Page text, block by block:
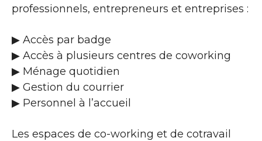
professionnels, entrepreneurs et entreprises :
▶​ Accès par badge
▶​ Accès à plusieurs centres de coworking
▶​ Ménage quotidien
▶​ Gestion du courrier
▶​ Personnel à l’accueil
Les espaces de co-working et de cotravail